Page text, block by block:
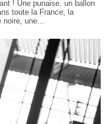
! Une punaise, un ballon
toute la France, la
noire, une...